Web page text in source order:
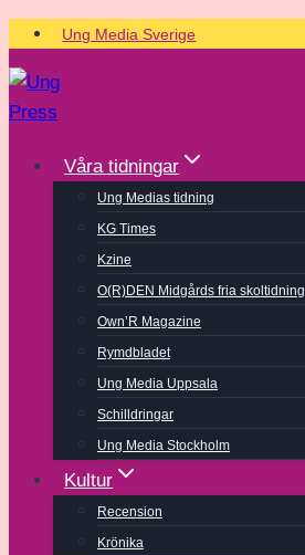
Skip
to
content
Ung Media Sverige
Våra tidningar
Ung Medias tidning
KG Times
Kzine
O(R)DEN Midgårds fria skoltidning
Own’R Magazine
Rymdbladet
Ung Media Uppsala
Schilldringar
Ung Media Stockholm
Kultur
Recension
Krönika